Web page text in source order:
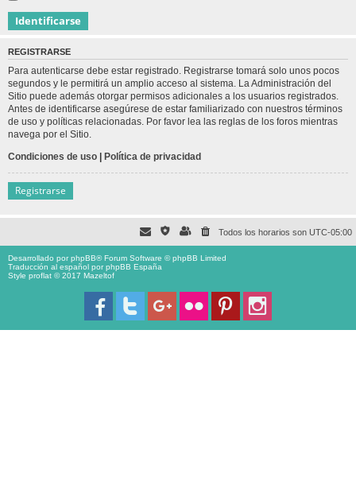
REGISTRARSE
Para autenticarse debe estar registrado. Registrarse tomará solo unos pocos
segundos y le permitirá un amplio acceso al sistema. La Administración del
Sitio puede además otorgar permisos adicionales a los usuarios registrados.
Antes de identificarse asegúrese de estar familiarizado con nuestros términos
de uso y políticas relacionadas. Por favor lea las reglas de los foros mientras
navega por el Sitio.
Condiciones de uso | Política de privacidad
Registrarse
Todos los horarios son UTC-05:00
Desarrollado porphpBB® Forum Software © phpBB Limited
Traducción al español porphpBB España
Style proflat © 2017 Mazeltof